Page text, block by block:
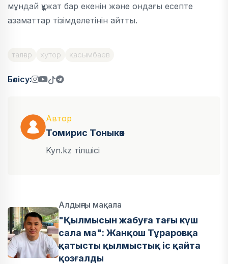
мұндай құжат бар екенін және ондағы есепте
азаматтар тізімделетінін айтты.
талғар хутор қасымбаев
Бөлісу:
Автор
Томирис Тоныкөк
Kyn.kz тілшісі
Алдыңғы мақала
"Қылмысын жабуға тағы күш
сала ма": Жанқош Тұраровқа
қатысты қылмыстық іс қайта
қозғалды